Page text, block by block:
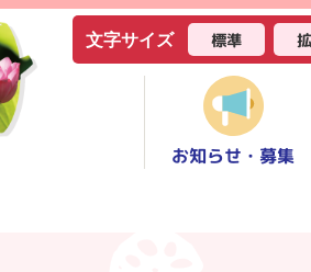
文字サイズ 標準
お知らせ・募集